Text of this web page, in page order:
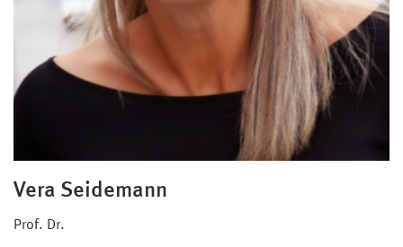
Vera Seidemann
Prof. Dr.